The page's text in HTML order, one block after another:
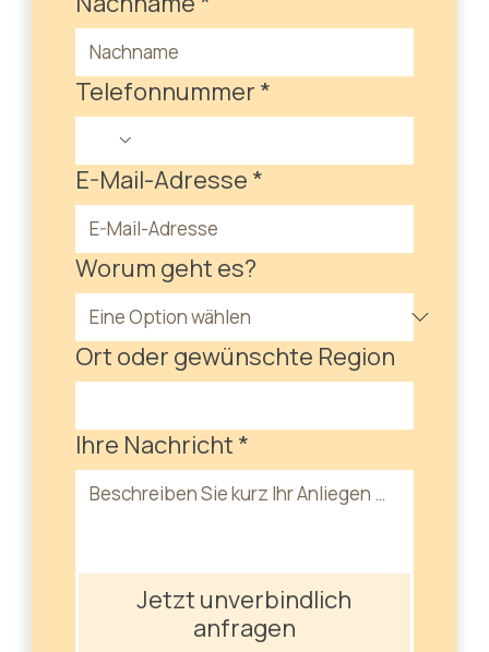
Telefonnummer *
E-Mail-Adresse *
Worum geht es?
Ort oder gewünschte Region
Ihre Nachricht *
Jetzt unverbindlich
anfragen